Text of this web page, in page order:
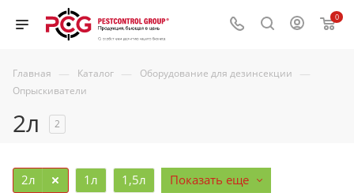
0
Главная — Каталог — Оборудование для дезинсекции —
Опрыскиватели
2л 2
1л 1,5л
2л Показать еще